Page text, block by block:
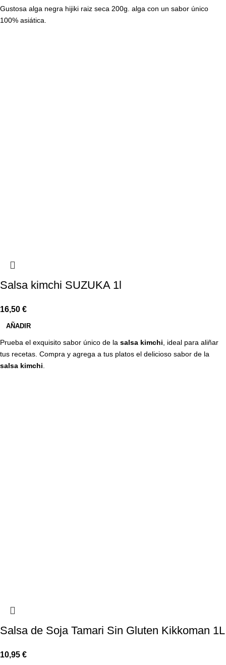
Gustosa alga negra hijiki raiz seca 200g. alga con un sabor único
100% asiática.
Salsa kimchi SUZUKA 1l
16,50 €
AÑADIR
Prueba el exquisito sabor único de la salsa kimchi , ideal para aliñar
tus recetas. Compra y agrega a tus platos el delicioso sabor de la
salsa kimchi
Salsa de Soja Tamari Sin Gluten Kikkoman 1L
10,95 €